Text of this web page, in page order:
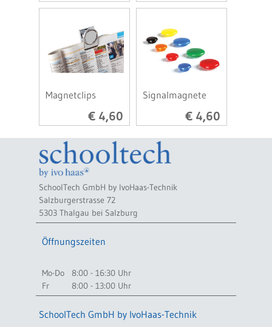
Magnetclips
€ 4,60
Signalmagnete
€ 4,60
SchoolTech GmbH by IvoHaas-Technik
Salzburgerstrasse 72
5303 Thalgau bei Salzburg
Öffnungszeiten
Mo-Do
8:00 - 16:30 Uhr
Fr
8:00 - 13:00 Uhr
SchoolTech GmbH by IvoHaas-Technik